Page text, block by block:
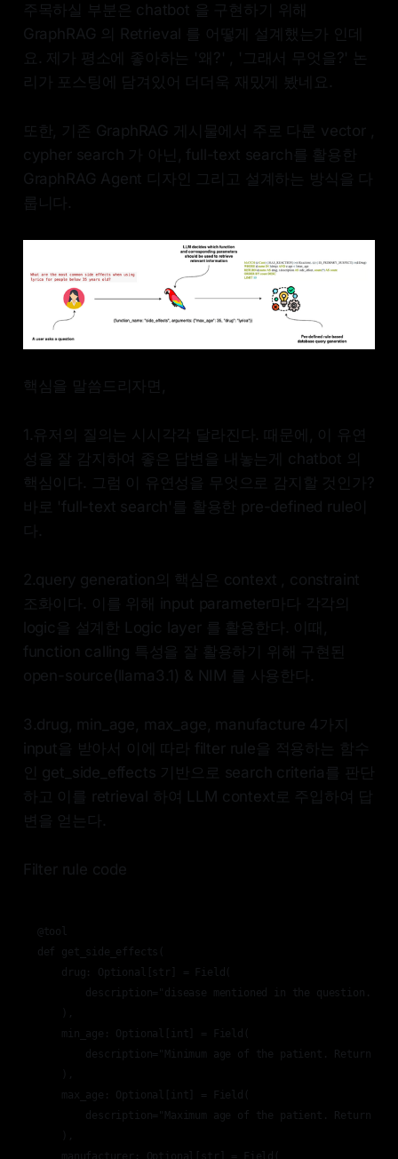
주목하실 부분은 chatbot 을 구현하기 위해
GraphRAG 의 Retrieval 를 어떻게 설계했는가 인데
요. 제가 평소에 좋아하는 '왜?' , '그래서 무엇을?' 논
리가 포스팅에 담겨있어 더더욱 재밌게 봤네요.
또한, 기존 GraphRAG 게시물에서 주로 다룬 vector ,
cypher search 가 아닌, full-text search를 활용한
GraphRAG Agent 디자인 그리고 설계하는 방식을 다
룹니다.
핵심을 말씀드리자면,
1.유저의 질의는 시시각각 달라진다. 때문에, 이 유연
성을 잘 감지하여 좋은 답변을 내놓는게 chatbot 의
핵심이다. 그럼 이 유연성을 무엇으로 감지할 것인가?
바로 'full-text search'를 활용한 pre-defined rule이
다.
2.query generation의 핵심은 context , constraint
조화이다. 이를 위해 input parameter마다 각각의
logic을 설계한 Logic layer 를 활용한다. 이때,
function calling 특성을 잘 활용하기 위해 구현된
open-source(llama3.1) & NIM 를 사용한다.
3.drug, min_age, max_age, manufacture 4가지
input을 받아서 이에 따라 filter rule을 적용하는 함수
인 get_side_effects 기반으로 search criteria를 판단
하고 이를 retrieval 하여 LLM context로 주입하여 답
변을 얻는다.
Filter rule code
@tool
def get_side_effects(
    drug: Optional[str] = Field(
description="disease mentioned in the question.
    ),
    min_age: Optional[int] = Field(
description="Minimum age of the patient. Return
    ),
    max_age: Optional[int] = Field(
description="Maximum age of the patient. Return
    ),
    manufacturer: Optional[str] = Field(